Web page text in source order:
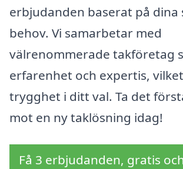
erbjudanden baserat på dina
behov. Vi samarbetar med
välrenommerade takföretag
erfarenhet och expertis,
trygghet i ditt val. Ta det
mot en ny taklösning idag!
Få 3 erbjudanden, gratis